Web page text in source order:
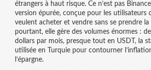
étrangers à haut risque. Ce n’est pas
version épurée, conçue pour les utilisateurs
veulent acheter et vendre sans se prendre
pourtant, elle gère des volumes énormes :
dollars par mois, presque tout en USDT , la
utilisée en Turquie pour contourner
l’épargne.